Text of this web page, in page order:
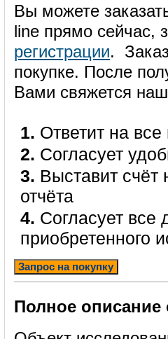
Вы можете
line прямо
регистрации.
покупке. После
Вами свяжется
1. Ответит на
2. Согласует
3. Выставит счёт
отчёта
4. Согласует все
приобретенного
Запрос на покупку
Полное описание